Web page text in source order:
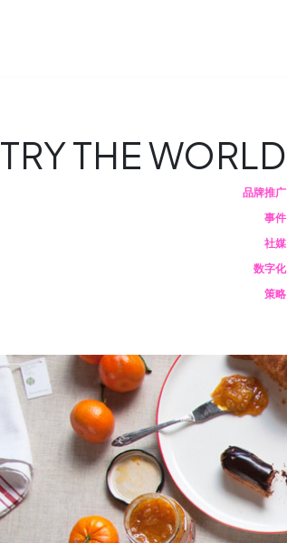
TRY THE WORLD
品牌推广
事件
社媒
数字化
策略